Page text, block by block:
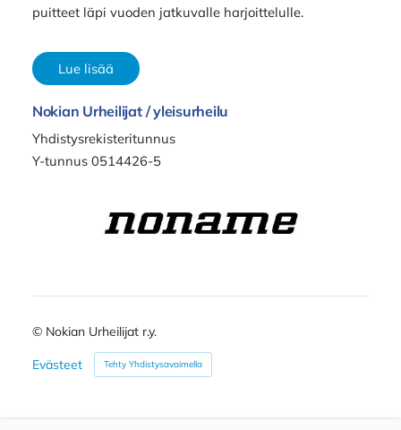
puitteet läpi vuoden jatkuvalle harjoittelulle.
Lue lisää
Nokian Urheilijat / yleisurheilu
Yhdistysrekisteritunnus
Y-tunnus 0514426-5
© Nokian Urheilijat r.y.
Evästeet Tehty Yhdistysavaimella